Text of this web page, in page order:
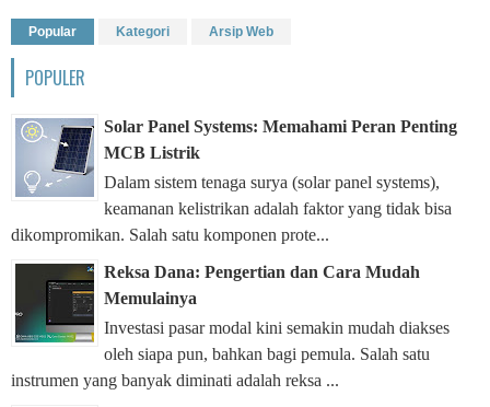
Popular Kategori Arsip Web
POPULER
Solar Panel Systems: Memahami Peran Penting
MCB Listrik
Dalam sistem tenaga surya (solar panel systems),
keamanan kelistrikan adalah faktor yang tidak bisa
dikompromikan. Salah satu komponen prote...
Reksa Dana: Pengertian dan Cara Mudah
Memulainya
Investasi pasar modal kini semakin mudah diakses
oleh siapa pun, bahkan bagi pemula. Salah satu
instrumen yang banyak diminati adalah reksa ...